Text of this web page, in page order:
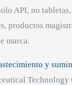
API, no
productos
marca.
y
Technology